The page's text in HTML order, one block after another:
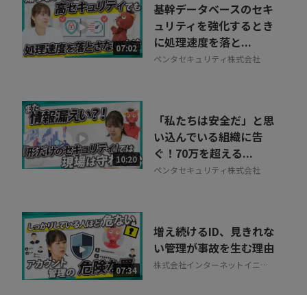
07:02
基幹データベースのセキ
ュリティを強化するとき
に処理速度を落と...
ペンタセキュリティ株式会社
10:20
「私たちは安全だ」と思
い込んでいる組織に告
ぐ！70万を超える...
ペンタセキュリティ株式会社
07:34
増え続けるID、見きれな
い管理が事故を生む理由
株式会社インターネットイニシ